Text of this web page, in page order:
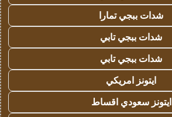
شدات ببجي تمارا
شدات ببجي تابي
شدات ببجي تابي
ايتونز امريكي
ايتونز سعودي اقساط